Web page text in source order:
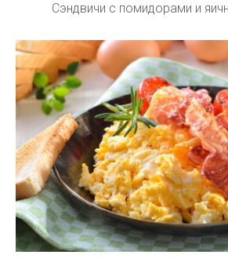
Сэндвичи с помидорами и